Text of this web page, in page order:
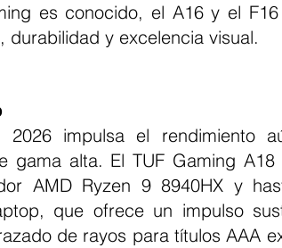
es conocido, el A16 y el
y excelencia visual.
gama alta. El TUF Gaming A18
AMD Ryzen 9 8940HX y
que ofrece un impulso
de rayos para títulos AAA